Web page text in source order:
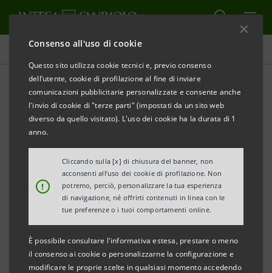
Consenso all'uso di cookie
Questo sito utilizza cookie tecnici e, previo consenso
dell’utente, cookie di profilazione al fine di inviare
comunicazioni pubblicitarie personalizzate e consente anche
l'invio di cookie di "terze parti" (impostati da un sito web
diverso da quello visitato). L'uso dei cookie ha la durata di 1
anno.
!
Cliccando sulla [x] di chiusura del banner, non
acconsenti all’uso dei cookie di profilazione. Non
potremo, perciò, personalizzare la tua esperienza
di navigazione, né offrirti contenuti in linea con le
tue preferenze o i tuoi comportamenti online.
È possibile consultare l'informativa estesa, prestare o meno
il consenso ai cookie o personalizzarne la configurazione e
modificare le proprie scelte in qualsiasi momento accedendo
Contenuti
STORIE POSSIBILI
Mirko Lalli - Umanizzare la
tecnologia